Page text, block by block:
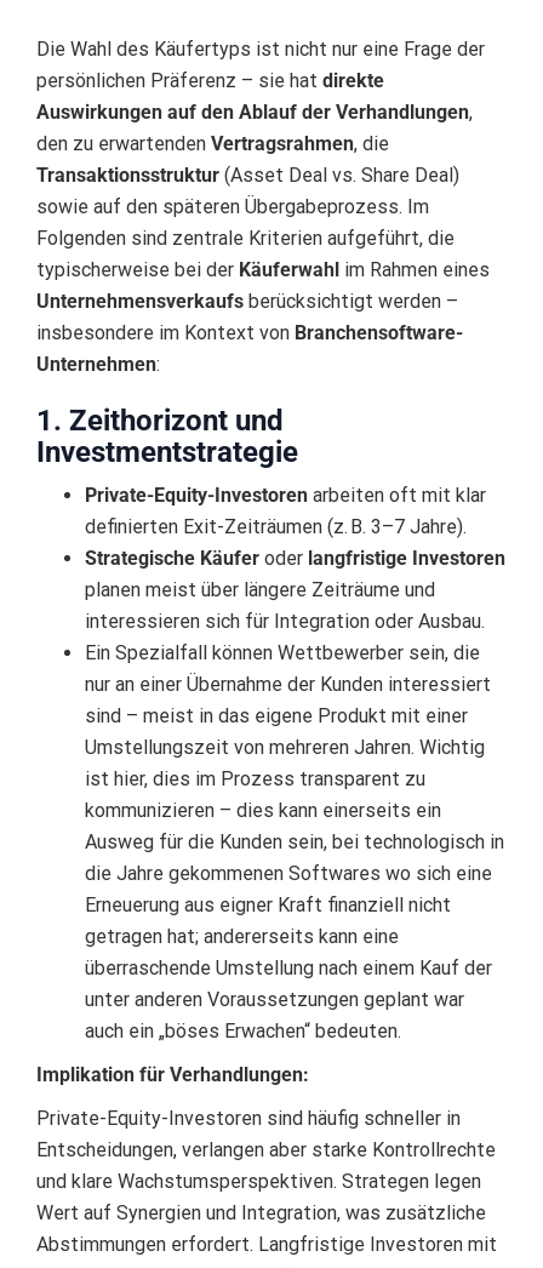
Die Wahl des Käufertyps ist nicht nur eine Frage der
persönlichen Präferenz – sie hat direkte
Auswirkungen auf den Ablauf der Verhandlungen,
den zu erwartenden Vertragsrahmen, die
Transaktionsstruktur (Asset Deal vs. Share Deal)
sowie auf den späteren Übergabeprozess. Im
Folgenden sind zentrale Kriterien aufgeführt, die
typischerweise bei der Käuferwahl im Rahmen eines
Unternehmensverkaufs berücksichtigt werden –
insbesondere im Kontext von Branchensoftware-
Unternehmen:
1. Zeithorizont und
Investmentstrategie
Private-Equity-Investoren arbeiten oft mit klar
definierten Exit-Zeiträumen (z. B. 3–7 Jahre).
Strategische Käufer oder langfristige Investoren
planen meist über längere Zeiträume und
interessieren sich für Integration oder Ausbau.
Ein Spezialfall können Wettbewerber sein, die
nur an einer Übernahme der Kunden interessiert
sind – meist in das eigene Produkt mit einer
Umstellungszeit von mehreren Jahren. Wichtig
ist hier, dies im Prozess transparent zu
kommunizieren – dies kann einerseits ein
Ausweg für die Kunden sein, bei technologisch in
die Jahre gekommenen Softwares wo sich eine
Erneuerung aus eigner Kraft finanziell nicht
getragen hat; andererseits kann eine
überraschende Umstellung nach einem Kauf der
unter anderen Voraussetzungen geplant war
auch ein „böses Erwachen“ bedeuten.
Implikation für Verhandlungen:
Private-Equity-Investoren sind häufig schneller in
Entscheidungen, verlangen aber starke Kontrollrechte
und klare Wachstumsperspektiven. Strategen legen
Wert auf Synergien und Integration, was zusätzliche
Abstimmungen erfordert. Langfristige Investoren mit